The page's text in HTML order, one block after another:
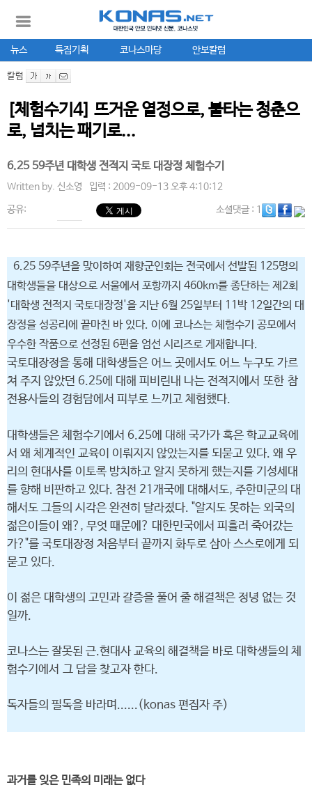
뉴스 특집기획 코나스마당 안보칼럼
칼럼
[체험수기4] 뜨거운 열정으로, 불타는 청춘으
로, 넘치는 패기로...
6.25 59주년 대학생 전적지 국토 대장정 체험수기
Written by. 신소영 입력 : 2009-09-13 오후 4:10:12
공유: 소셜댓글: 1
6.25 59주년을 맞이하여 재향군인회는 전국에서 선발된 125명의
대학생들을 대상으로 서울에서 포항까지 460km를 종단하는 제2회
'대학생 전적지 국토대장정'을 지난 6월 25일부터 11박 12일간의 대
장정을 성공리에 끝마친 바 있다. 이에 코나스는 체험수기 공모에서
우수한 작품으로 선정된 6편을 엄선 시리즈로 게재합니다.
국토대장정을 통해 대학생들은 어느 곳에서도 어느 누구도 가르
쳐 주지 않았던 6.25에 대해 피비린내 나는 전적지에서 또한 참
전용사들의 경험담에서 피부로 느끼고 체험했다.
대학생들은 체험수기에서 6.25에 대해 국가가 혹은 학교교육에
서 왜 체계적인 교육이 이뤄지지 않았는지를 되묻고 있다. 왜 우
리의 현대사를 이토록 방치하고 알지 못하게 했는지를 기성세대
를 향해 비판하고 있다. 참전 21개국에 대해서도, 주한미군의 대
해서도 그들의 시각은 완전히 달라졌다. "알지도 못하는 외국의
젊은이들이 왜?, 무엇 때문에? 대한민국에서 피흘러 죽어갔는
가?"를 국토대장정 처음부터 끝까지 화두로 삼아 스스로에게 되
묻고 있다.
이 젊은 대학생의 고민과 갈증을 풀어 줄 해결책은 정녕 없는 것
일까.
코나스는 잘못된 근.현대사 교육의 해결책을 바로 대학생들의 체
험수기에서 그 답을 찾고자 한다.
독자들의 필독을 바라며......(konas 편집자 주)
과거를 잊은 민족의 미래는 없다